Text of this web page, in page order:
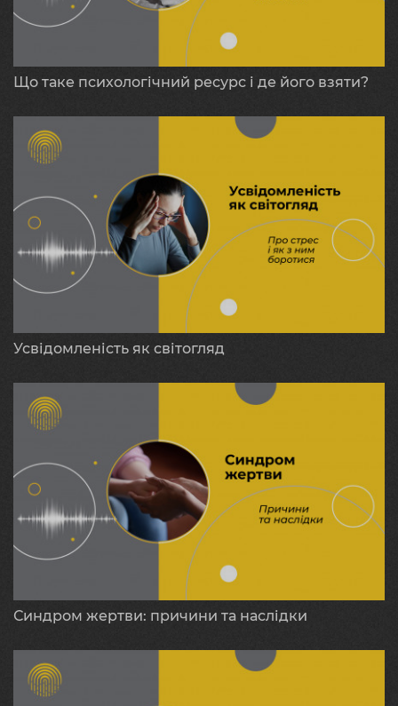
Що таке психологічний ресурс і де його взяти?
Усвідомленість як світогляд
Синдром жертви: причини та наслідки